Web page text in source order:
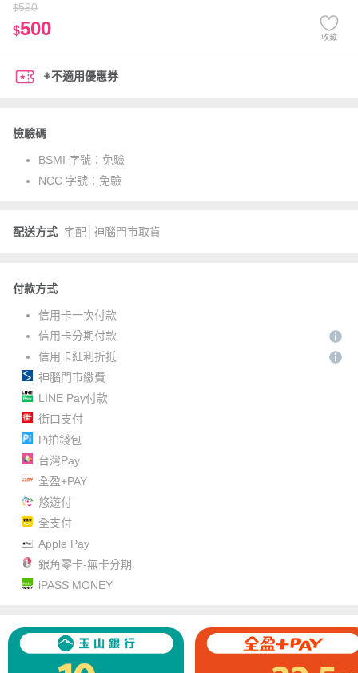
$590
$500 收藏
※不適用優惠券
檢驗碼
BSMI 字號： 免驗
NCC 字號： 免驗
配送方式 宅配│神腦門市取貨
付款方式
信用卡一次付款
信用卡分期付款
信用卡紅利折抵
神腦門市繳費
LINE Pay付款
街口支付
Pi拍錢包
台灣Pay
全盈+PAY
悠遊付
全支付
Apple Pay
銀角零卡-無卡分期
iPASS MONEY